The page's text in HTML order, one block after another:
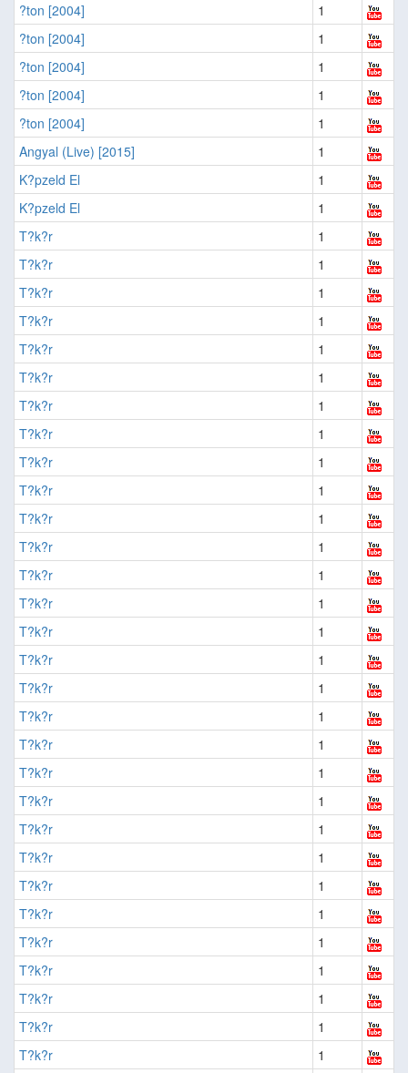
?ton [2004]
1
?ton [2004]
1
?ton [2004]
1
?ton [2004]
1
?ton [2004]
1
Angyal (Live) [2015]
1
K?pzeld El
1
K?pzeld El
1
T?k?r
1
T?k?r
1
T?k?r
1
T?k?r
1
T?k?r
1
T?k?r
1
T?k?r
1
T?k?r
1
T?k?r
1
T?k?r
1
T?k?r
1
T?k?r
1
T?k?r
1
T?k?r
1
T?k?r
1
T?k?r
1
T?k?r
1
T?k?r
1
T?k?r
1
T?k?r
1
T?k?r
1
T?k?r
1
T?k?r
1
T?k?r
1
T?k?r
1
T?k?r
1
T?k?r
1
T?k?r
1
T?k?r
1
T?k?r
1